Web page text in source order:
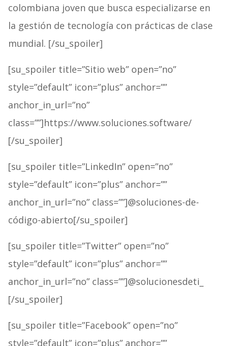
colombiana joven que busca especializarse en
la gestión de tecnología con prácticas de clase
mundial. [/su_spoiler]
[su_spoiler title=”Sitio web” open=”no”
style=”default” icon=”plus” anchor=””
anchor_in_url=”no”
class=””]https://www.soluciones.software/
[/su_spoiler]
[su_spoiler title=”LinkedIn” open=”no”
style=”default” icon=”plus” anchor=””
anchor_in_url=”no” class=””]@soluciones-de-
código-abierto[/su_spoiler]
[su_spoiler title=”Twitter” open=”no”
style=”default” icon=”plus” anchor=””
anchor_in_url=”no” class=””]@solucionesdeti_
[/su_spoiler]
[su_spoiler title=”Facebook” open=”no”
style=”default” icon=”plus” anchor=””